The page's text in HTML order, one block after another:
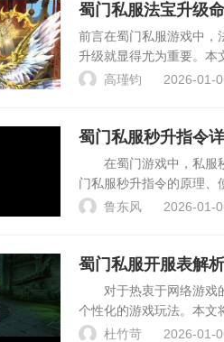
蜀门私服法宝升级
前言在蜀门私服游戏中，
升级就显得尤为重要。本
级的技巧。法宝升级概述
高瑾钧 2026-01-
蜀门私服秒升指令
在蜀门游戏中，私服秒
门私服秒升指令的原理、
服秒升指令蜀门私服秒升
鲁东风 2026-01-
蜀门私服开服表解
对于热衷于网络游戏的
个性化的游戏玩法。本文
服开服表链接。什么是蜀
杜竹苛 2026-01-